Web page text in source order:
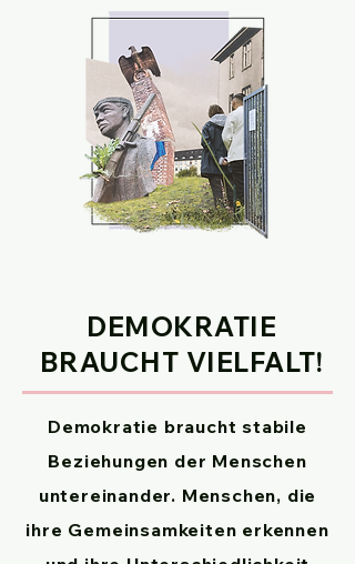
DEMOKRATIE
BRAUCHT VIELFALT!
Demokratie braucht stabile
Beziehungen der Menschen
untereinander. Menschen, die
ihre Gemeinsamkeiten erkennen